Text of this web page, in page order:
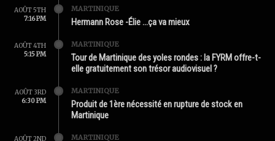
AOÛT 5TH
7:16 PM
MARTINIQUE
Hermann Rose -Élie …ça va mieux
AOÛT 4TH
5:15 PM
MARTINIQUE
Tour de Martinique des yoles rondes : la FYRM offre-t-
elle gratuitement son trésor audiovisuel ?
AOÛT 3RD
6:30 PM
MARTINIQUE
Produit de 1ère nécessité en rupture de stock en
Martinique
AOÛT 2ND
MARTINIQUE